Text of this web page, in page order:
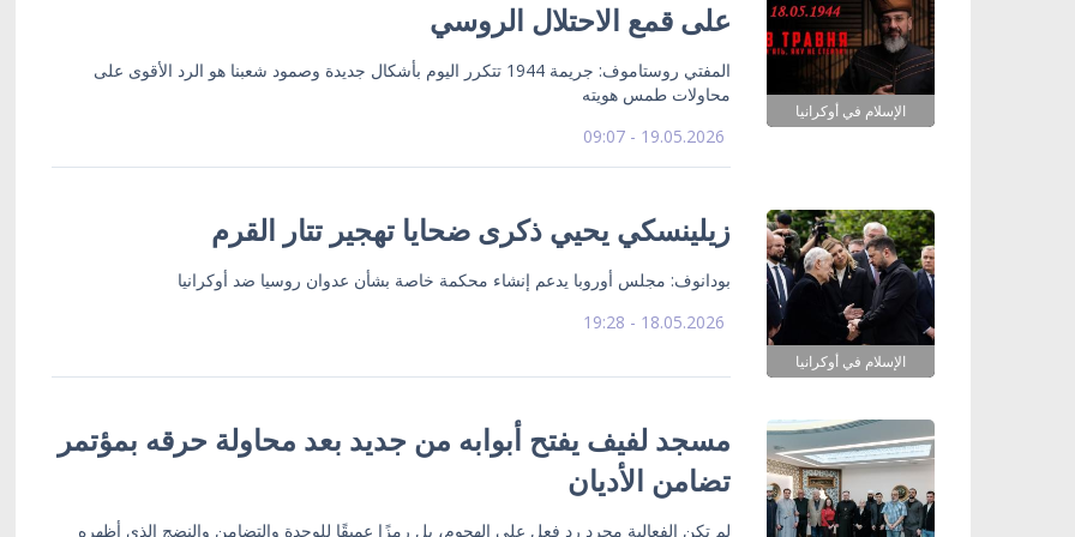
الإسلام في أوكرانيا
على قمع الاحتلال الروسي
المفتي روستاموف: جريمة 1944 تتكرر اليوم بأشكال جديدة وصمود شعبنا هو الرد الأقوى على
محاولات طمس هويته
19.05.2026 - 09:07
الإسلام في أوكرانيا
زيلينسكي يحيي ذكرى ضحايا تهجير تتار القرم
بودانوف: مجلس أوروبا يدعم إنشاء محكمة خاصة بشأن عدوان روسيا ضد أوكرانيا
18.05.2026 - 19:28
مسجد لفيف يفتح أبوابه من جديد بعد محاولة حرقه بمؤتمر
تضامن الأديان
لم تكن الفعالية مجرد رد فعلٍ على الهجوم، بل رمزًا عميقًا للوحدة والتضامن والنضج الذي أظهره